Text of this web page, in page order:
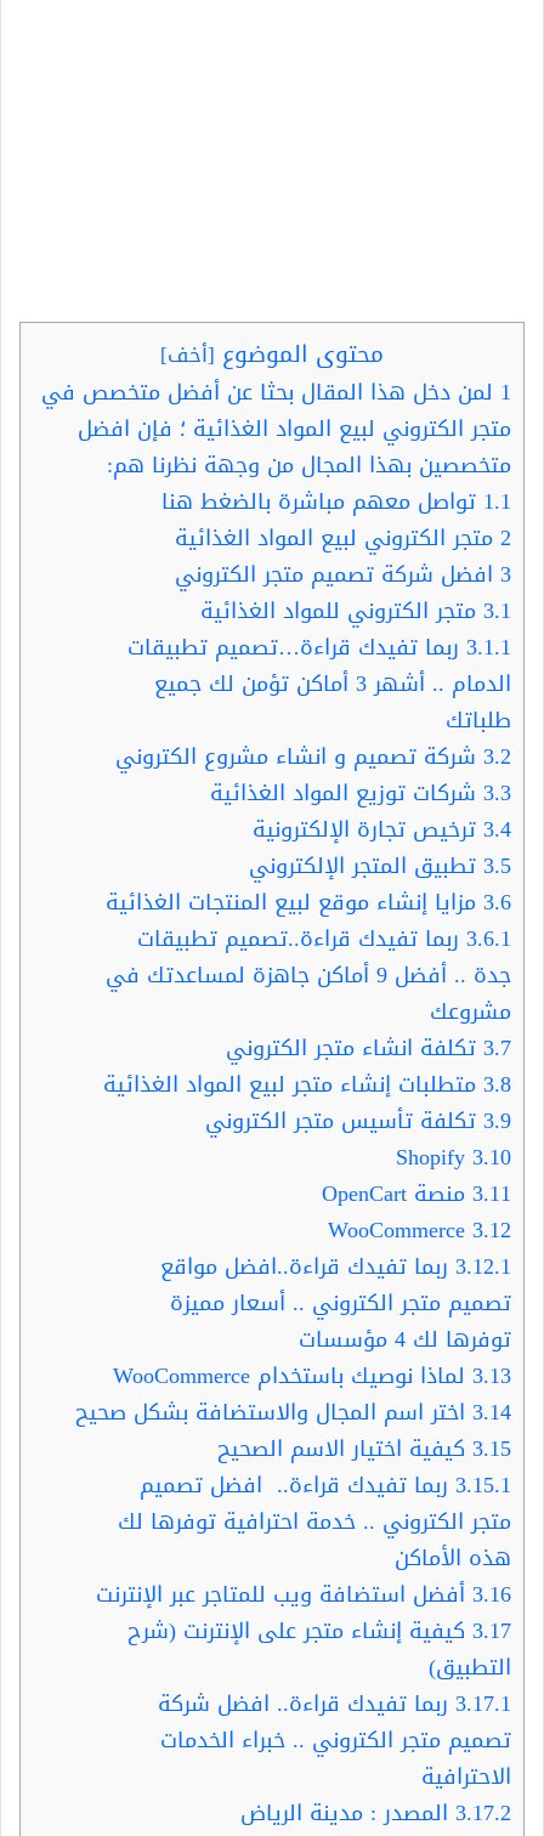
محتوى الموضوع [أخف]
1 لمن دخل هذا المقال بحثا عن أفضل متخصص في
متجر الكتروني لبيع المواد الغذائية ؛ فإن افضل
متخصصين بهذا المجال من وجهة نظرنا هم:
1.1 تواصل معهم مباشرة بالضغط هنا
2متجر الكتروني لبيع المواد الغذائية
3 افضل شركة تصميم متجر الكتروني
3.1متجر الكتروني للمواد الغذائية
3.1.1 ربما تفيدك قراءة…تصميم تطبيقات
الدمام .. أشهر 3 أماكن تؤمن لك جميع
طلباتك
3.2 شركة تصميم و انشاء مشروع الكتروني
3.3 شركات توزيع المواد الغذائية
3.4ترخيص تجارة الإلكترونية
3.5تطبيق المتجر الإلكتروني
3.6مزايا إنشاء موقع لبيع المنتجات الغذائية
3.6.1 ربما تفيدك قراءة..تصميم تطبيقات
جدة .. أفضل 9 أماكن جاهزة لمساعدتك في
مشروعك
3.7تكلفة انشاء متجر الكتروني
3.8متطلبات إنشاء متجر لبيع المواد الغذائية
3.9تكلفة تأسيس متجر الكتروني
3.10
3.11منصة OpenCart
3.12
3.12.1 ربما تفيدك قراءة..افضل مواقع
تصميم متجر الكتروني .. أسعار مميزة
توفرها لك 4 مؤسسات
3.13 لماذا نوصيك باستخدام WooCommerce
3.14 اختر اسم المجال والاستضافة بشكل صحيح
3.15 كيفية اختيار الاسم الصحيح
3.15.1 ربما تفيدك قراءة.. افضل تصميم
متجر الكتروني .. خدمة احترافية توفرها لك
هذه الأماكن
3.16أفضل استضافة ويب للمتاجر عبر الإنترنت
3.17 كيفية إنشاء متجر على الإنترنت (شرح
التطبيق)
3.17.1 ربما تفيدك قراءة.. افضل شركة
تصميم متجر الكتروني .. خبراء الخدمات
الاحترافية
3.17.2 المصدر : مدينة الرياض